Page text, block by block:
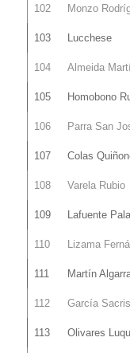
102 Monzo
103 Lucchese
104 Almeida
105 Homobono
106 Parra San
107 Colas
108 Varela Rubio
109 Lafuente
110 Lizama
111 Martín
112 García
113 Olivares